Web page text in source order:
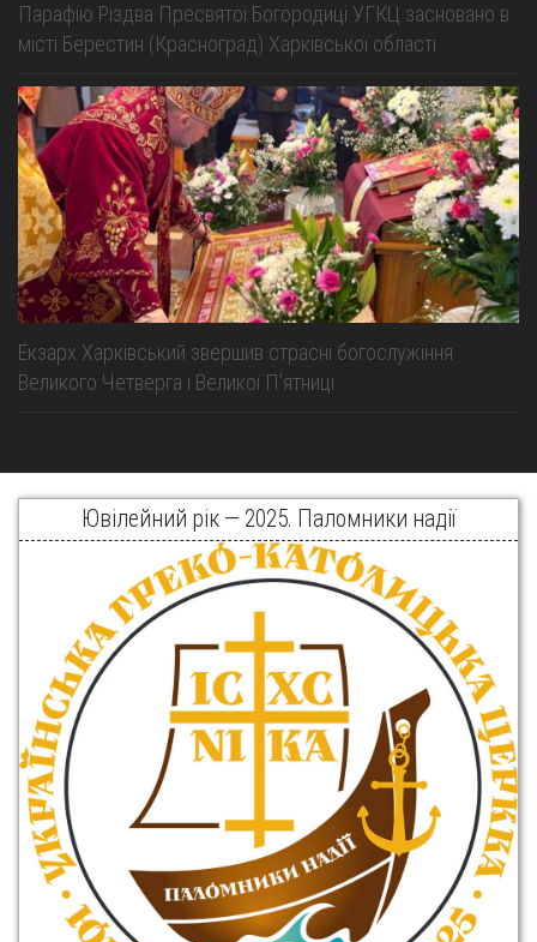
Парафію Різдва Пресвятої Богородиці УГКЦ засновано в
місті Берестин (Красноград) Харківської області
Екзарх Харківський звершив страсні богослужіння
Великого Четверга і Великої Пʼятниці
Ювілейний рік — 2025. Паломники надії